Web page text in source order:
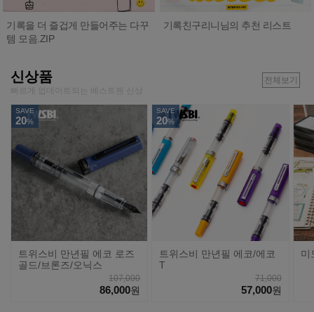
기록을 더 즐겁게 만들어주는 다꾸
템 모음.ZIP
기록친구리니님의 추천 리스트
신상품
빠르게 업데이트되는 베스트펜 신상
전체보기
SAVE
20%
트위스비 만년필 에코 로즈
골드/브론즈/오닉스
107,000
86,000원
SAVE
20%
트위스비 만년필 에코/에코
T
71,000
57,000원
미